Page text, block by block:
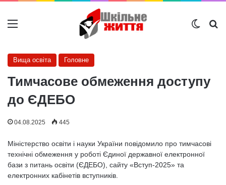
Меню
Вища освіта Головне
Тимчасове обмеження доступу
до ЄДЕБО
04.08.2025 445
Міністерство освіти і науки України повідомило про тимчасові
технічні обмеження у роботі Єдиної державної електронної
бази з питань освіти (ЄДЕБО), сайту «Вступ-2025» та
електронних кабінетів вступників.